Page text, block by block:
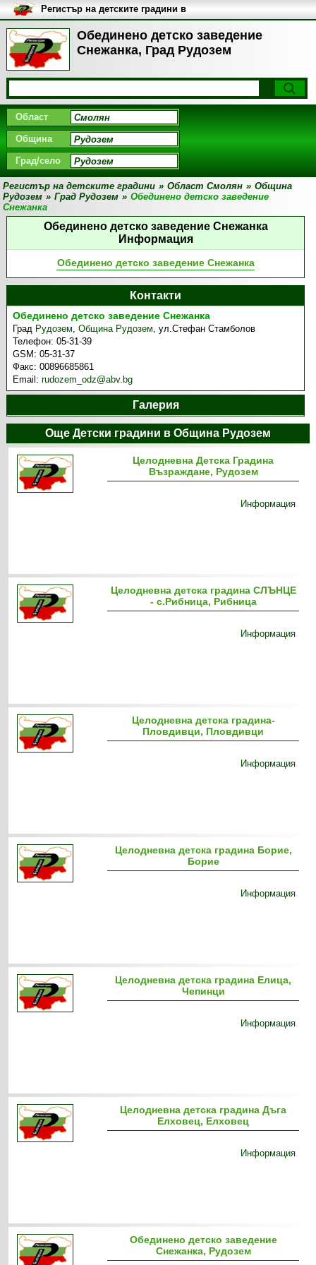
Обединено детско заведение
Снежанка, Град Рудозем
Регистър на детските градини в
България
Област
Община
Град/село
Регистър на детските градини » Област Смолян » Община
Рудозем » Град Рудозем » Обединено детско заведение
Снежанка
Обединено детско заведение Снежанка
Информация
Обединено детско заведение Снежанка
Контакти
Обединено детско заведение Снежанка
Град Рудозем,Община Рудозем,ул.Стефан Стамболов
Телефон:05-31-39
GSM:05-31-37
Факс:00896685861
Email:rudozem_odz@abv.bg
Галерия
Още Детски градини в Община Рудозем
Целодневна Детска Градина
Възраждане, Рудозем
Информация
Целодневна детска градина СЛЪНЦЕ
- с.Рибница, Рибница
Информация
Целодневна детска градина-
Пловдивци, Пловдивци
Информация
Целодневна детска градина Борие,
Борие
Информация
Целодневна детска градина Елица,
Чепинци
Информация
Целодневна детска градина Дъга
Елховец, Елховец
Информация
Обединено детско заведение
Снежанка, Рудозем